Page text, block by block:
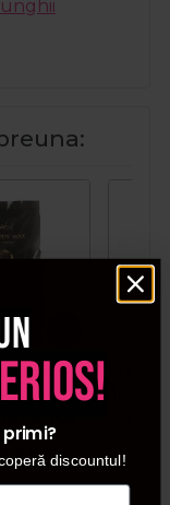
Ceara
granule
Wax
1kg
discountul!